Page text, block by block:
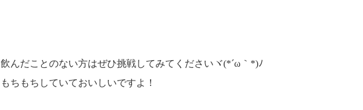
飲んだことのない方はぜひ挑戦してみてくださいヾ(*´ω｀*)ﾉ
もちもちしていておいしいですよ！